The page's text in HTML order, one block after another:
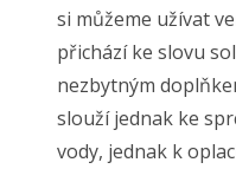
si můžeme užívat
přichází ke slovu
nezbytným
slouží jednak ke
vody, jednak k